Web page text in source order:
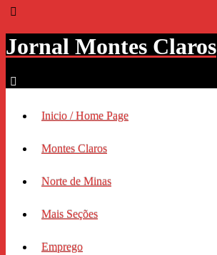
Jornal Montes Claros
Inicio / Home Page
Montes Claros
Norte de Minas
Mais Seções
Emprego